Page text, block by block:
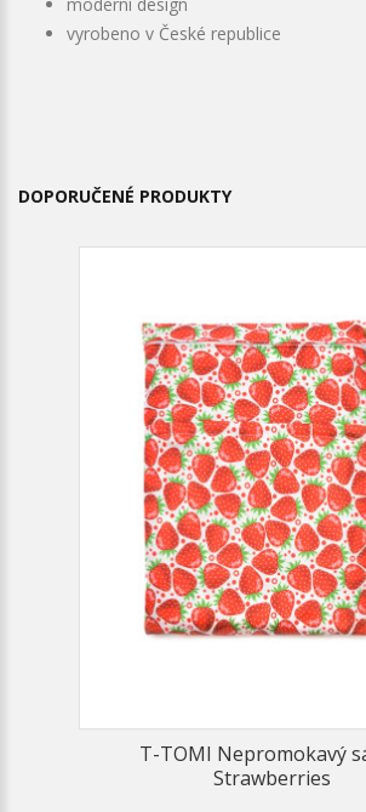
vyrobeno v České republice
DOPORUČENÉ PRODUKTY
T-TOMI Nepromokavý
Strawberries